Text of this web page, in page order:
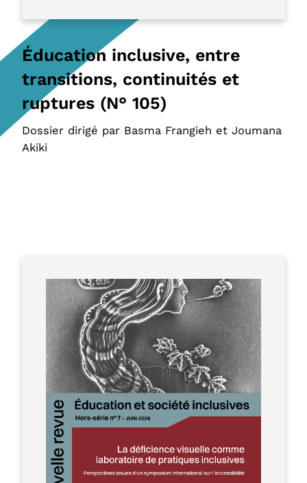
Éducation inclusive, entre
transitions, continuités et
ruptures (N° 105)
Dossier dirigé par Basma Frangieh et Joumana
Akiki